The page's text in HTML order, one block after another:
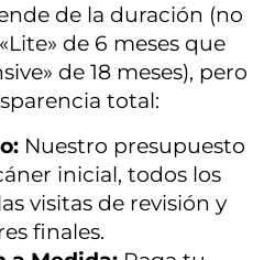
de la duración (no
de 6 meses que
de 18 meses), pero
total:
Nuestro presupuesto
inicial, todos los
visitas de revisión y
finales.